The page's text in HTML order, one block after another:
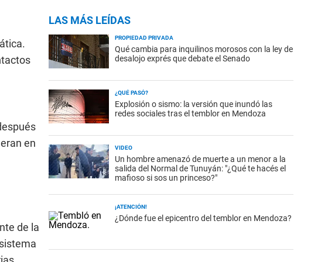
en
de la
LAS MÁS LEÍDAS
PROPIEDAD PRIVADA
Qué cambia para inquilinos morosos con la ley de
desalojo exprés que debate el Senado
¿QUÉ PASÓ?
Explosión o sismo: la versión que inundó las
redes sociales tras el temblor en Mendoza
VIDEO
Un hombre amenazó de muerte a un menor a la
salida del Normal de Tunuyán: "¿Qué te hacés el
mafioso si sos un princeso?"
¡ATENCIÓN!
¿Dónde fue el epicentro del temblor en Mendoza?